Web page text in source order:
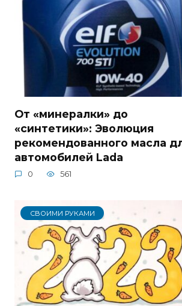
От «минералки» до
«синтетики»: Эволюция
рекомендованного масла
автомобилей Lada
0 561
СВОИМИ РУКАМИ